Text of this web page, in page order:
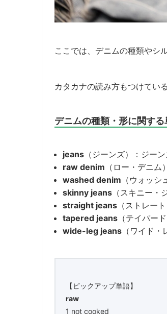
ここでは、デニムの種類やシ
カタカナの読み方もつけてい
デニムの種類・形に関する
jeans （ジーンズ）：ジー
raw denim （ロー・デニム
washed denim （ウォッ
skinny jeans （スキニー
straight jeans （ストレー
tapered jeans （テイパー
wide-leg jeans （ワイド
【ピックアップ単語】
raw
1 not cooked